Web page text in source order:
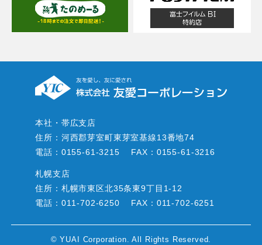
本社・帯広支店
住所：河西郡芽室町東芽室基線13番地74
電話：0155-61-3215
FAX：0155-61-3216
札幌支店
住所：札幌市東区北35条東9丁目1-12
電話：011-702-6250
FAX：011-702-6251
© YUAI Corporation. All Rights Reserved.